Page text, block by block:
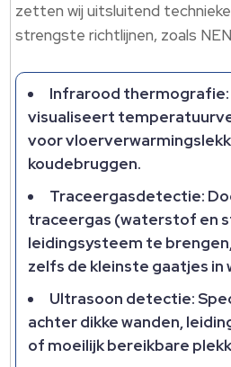
zetten wij uitsluitend
strengste richtlijnen, zoals
Infrarood
visualiseert
voor
koudebruggen.​
Traceergasdetectie:
traceergas (waterstof en
leidingsysteem te
zelfs de kleinste gaatjes in
Ultrasoon detectie:
achter dikke wanden,
of moeilijk bereikbare